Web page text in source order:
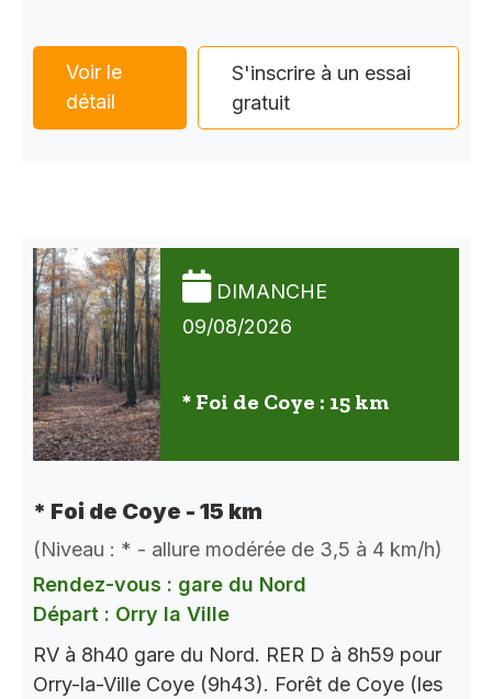
Voir le
détail
S'inscrire à un essai
gratuit
DIMANCHE
09/08/2026
* Foi de Coye : 15 km
* Foi de Coye - 15 km
(Niveau : * - allure modérée de 3,5 à 4 km/h)
Rendez-vous : gare du Nord
Départ : Orry la Ville
RV à 8h40 gare du Nord. RER D à 8h59 pour
Orry-la-Ville Coye (9h43). Forêt de Coye (les